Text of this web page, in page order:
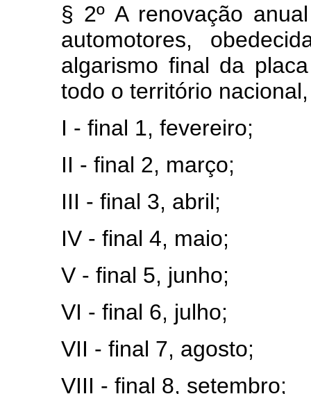
§ 2º A renovação
automotores,
algarismo final da
todo o território
I - final 1, fevereiro;
II - final 2, março;
III - final 3, abril;
IV - final 4, maio;
V - final 5, junho;
VI - final 6, julho;
VII - final 7, agosto;
VIII - final 8, setembro;